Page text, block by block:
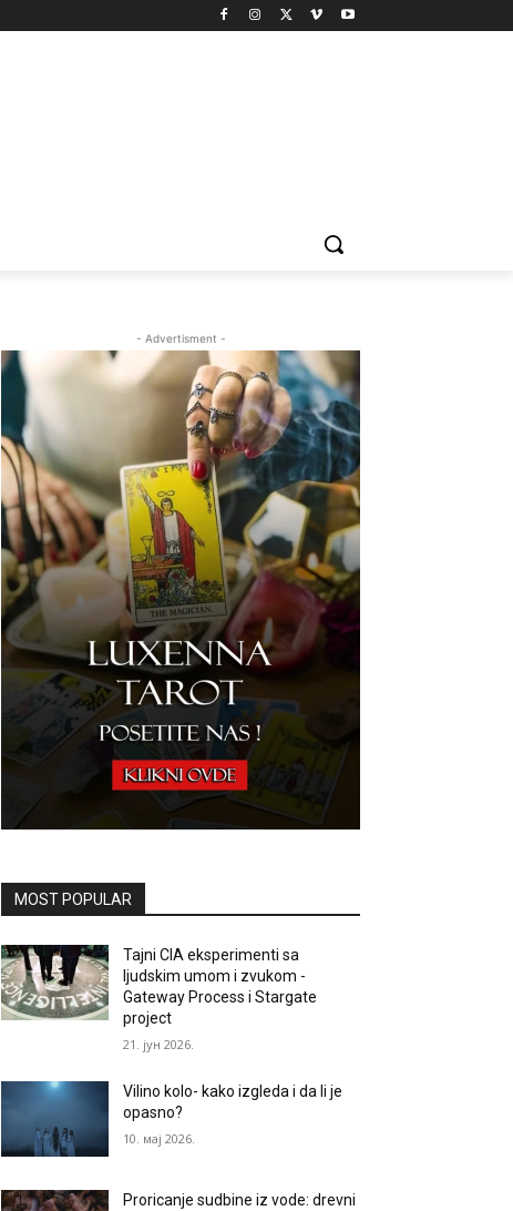
- Advertisment -
MOST POPULAR
Tajni CIA eksperimenti sa
ljudskim umom i zvukom -
Gateway Process i Stargate
project
21. јун 2026.
Vilino kolo- kako izgleda i da li je
opasno?
10. мај 2026.
Proricanje sudbine iz vode: drevni